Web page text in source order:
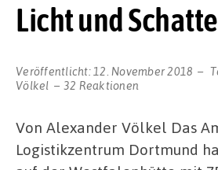
Licht und
Veröffentlicht: 12. November 2018
Völkel
32 Reaktionen
Von Alexander Völkel Das
Logistikzentrum Dortmund